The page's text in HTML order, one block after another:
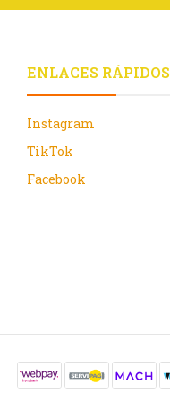
ENLACES RÁPIDOS
Instagram
TikTok
Facebook